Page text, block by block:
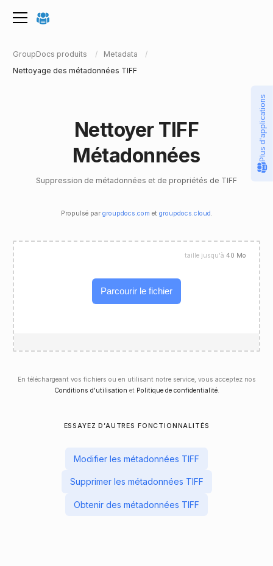
GroupDocs produits
Metadata
Nettoyage des métadonnées TIFF
Nettoyer TIFF
Métadonnées
Suppression de métadonnées et de propriétés de TIFF
Propulsé par groupdocs.com et groupdocs.cloud .
Parcourir le fichier
taille jusqu'à 40 Mo
En téléchargeant vos fichiers ou en utilisant notre service, vous acceptez nos
Conditions d'utilisation et Politique de confidentialité.
ESSAYEZ D’AUTRES FONCTIONNALITÉS
Modifier les métadonnées TIFF
Supprimer les métadonnées TIFF
Obtenir des métadonnées TIFF
Plus d'applications